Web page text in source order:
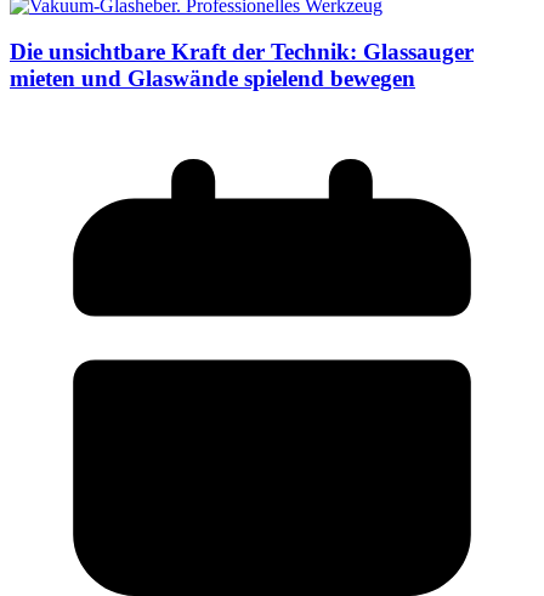
Die unsichtbare Kraft der Technik: Glassauger
mieten und Glaswände spielend bewegen